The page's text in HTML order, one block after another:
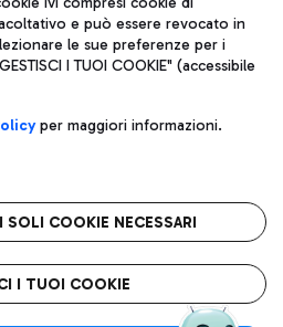
Imprese di Roma 13032990155 P.
int. vers.
1 - 00054 Fiumicino (RM)
Note legali
Roma FCO
stellato
e può essere revocato in
le sue preferenze per i
I TUOI COOKIE" (accessibile
per maggiori informazioni.
SOLI COOKIE NECESSARI
I TUOI COOKIE